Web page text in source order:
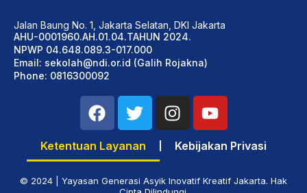
Jalan Baung No. 1, Jakarta Selatan, DKI Jakarta
AHU-0001960.AH.01.04.TAHUN 2024.
NPWP 04.648.089.3-017.000
Email: sekolah@ndi.or.id (Galih Rojakna)
Phone: 0816300092
Ketentuan Layanan Kebijakan Privasi
© 2024 | Yayasan Generasi Asyik Inovatif Kreatif Jakarta. Hak